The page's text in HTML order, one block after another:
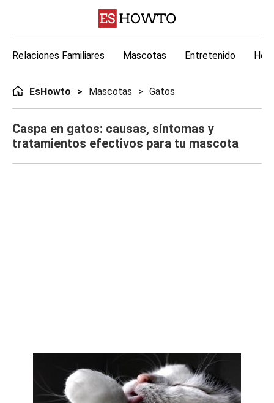
Relaciones Familiares Mascotas Entretenido
EsHowto Mascotas Gatos
Caspa en gatos: causas, síntomas y
tratamientos efectivos para tu mascota